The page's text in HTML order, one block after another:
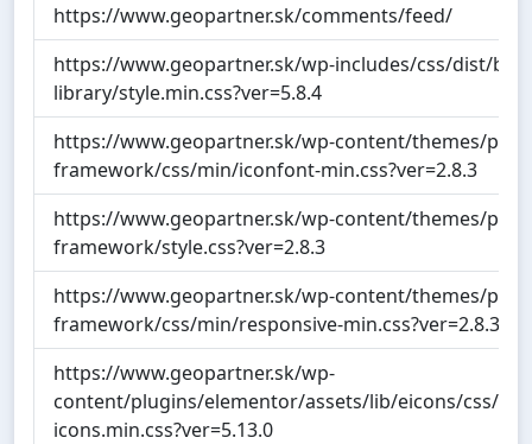
https://www.geopartner.sk/comments/feed/
https://www.geopartner.sk/wp-includes/css/dist/
library/style.min.css?ver=5.8.4
https://www.geopartner.sk/wp-content/themes/
framework/css/min/iconfont-min.css?ver=2.8.3
https://www.geopartner.sk/wp-content/themes/
framework/style.css?ver=2.8.3
https://www.geopartner.sk/wp-content/themes/
framework/css/min/responsive-min.css?ver=2.8.3
https://www.geopartner.sk/wp-
content/plugins/elementor/assets/lib/eicons/css/
icons.min.css?ver=5.13.0